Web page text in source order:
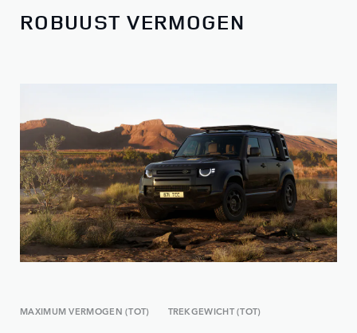
ROBUUST VERMOGEN
MAXIMUM VERMOGEN (TOT) TREKGEWICHT (TOT)